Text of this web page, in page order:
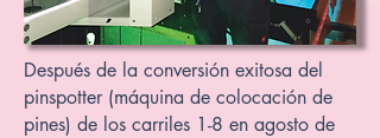
Después de la conversión exitosa del
pinspotter (máquina de colocación de
pines) de los carriles 1-8 en agosto de